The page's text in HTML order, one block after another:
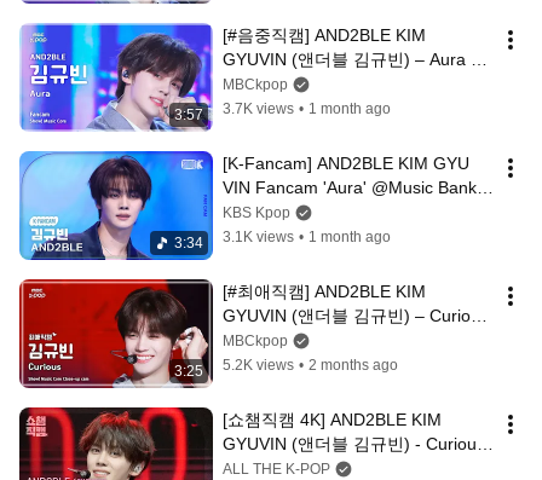
3:57
[#음중직캠] AND2BLE KIM
GYUVIN (앤더블 김규빈) – Aura
FanCam | 쇼! 음악중심 |
MBC260613
MBCkpop
3.7K views • 1 month ago
3:34
[K-Fancam] AND2BLE KIM GYU
VIN Fancam 'Aura' @Music Bank
06/12/26
KBS Kpop
3.1K views • 1 month ago
3:25
[#최애직캠] AND2BLE KIM
GYUVIN (앤더블 김규빈) – Curious
| 쇼! 음악중심 | MBC260606
MBCkpop
5.2K views • 2 months ago
[쇼챔직캠 4K] AND2BLE KIM
GYUVIN (앤더블 김규빈) - Curious
| Show Champion | EP.599 |
ALL THE K-POP